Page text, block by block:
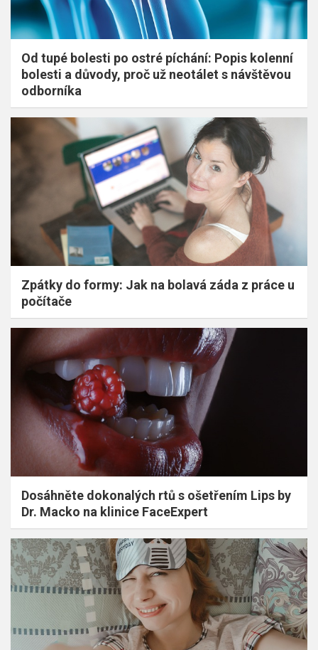
Od tupé bolesti po ostré píchání: Popis kolenní
bolesti a důvody, proč už neotálet s návštěvou
odborníka
Zpátky do formy: Jak na bolavá záda z práce u
počítače
Dosáhněte dokonalých rtů s ošetřením Lips by
Dr. Macko na klinice FaceExpert